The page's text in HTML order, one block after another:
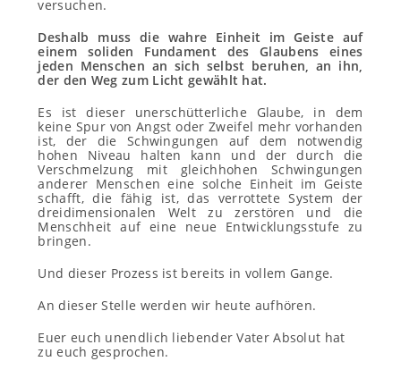
versuchen.
Deshalb muss die wahre Einheit im Geiste auf
einem soliden Fundament des Glaubenseines
jeden Menschen an sich selbst beruhen, an ihn,
der den Weg zum Licht gewählt hat.
Es ist dieser unerschütterliche Glaube, in dem
keine Spur von Angst oder Zweifel mehr vorhanden
ist, der die Schwingungen auf dem notwendig
hohen Niveau halten kann und der durch die
Verschmelzung mit gleichhohen Schwingungen
anderer Menschen eine solche Einheit im Geiste
schafft, die fähig ist, das verrottete System der
dreidimensionalen Welt zu zerstören und die
Menschheit auf eine neue Entwicklungsstufe zu
bringen.
Und dieser Prozess ist bereits in vollem Gange.
An dieser Stelle werden wir heute aufhören.
Euer euch unendlich liebender Vater Absolut hat
zu euch gesprochen.